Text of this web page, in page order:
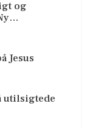
og
Jesus
utilsigtede